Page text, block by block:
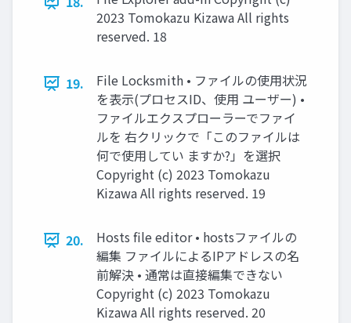
2023 Tomokazu Kizawa All rights
reserved. 18
19.
File Locksmith • ファイルの使用状況
を表示(プロセスID、使用 ユーザー) •
ファイルエクスプローラーでファイ
ルを 右クリックで「このファイルは
何で使用してい ますか?」を選択
Copyright (c) 2023 Tomokazu
Kizawa All rights reserved. 19
20.
Hosts file editor • hostsファイルの
編集 ファイルによるIPアドレスの名
前解決 • 通常は直接編集できない
Copyright (c) 2023 Tomokazu
Kizawa All rights reserved. 20